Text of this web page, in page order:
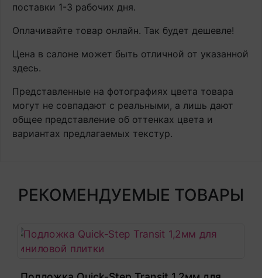
поставки 1-3 рабочих дня.
Оплачивайте товар онлайн. Так будет дешевле!
Цена в салоне может быть отличной от указанной
здесь.
Представленные на фотографиях цвета товара
могут не совпадают с реальными, а лишь дают
общее представление об оттенках цвета и
вариантах предлагаемых текстур.
РЕКОМЕНДУЕМЫЕ ТОВАРЫ